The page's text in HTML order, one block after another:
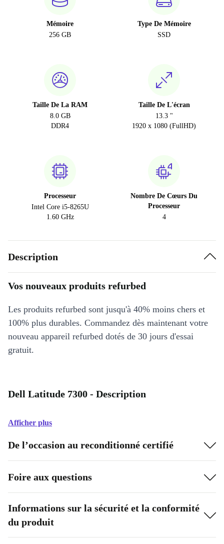
Mémoire
256 GB
Type De Mémoire
SSD
Taille De La RAM
8.0 GB
DDR4
Taille De L'écran
13.3 "
1920 x 1080 (FullHD)
Processeur
Intel Core i5-8265U
1.60 GHz
Nombre De Cœurs Du
Processeur
4
Description
Vos nouveaux produits refurbed
Les produits refurbed sont jusqu'à 40% moins chers et
100% plus durables. Commandez dès maintenant votre
nouveau appareil refurbed dotés de 30 jours d'essai
gratuit.
Dell Latitude 7300 - Description
Afficher plus
De l’occasion au reconditionné certifié
Foire aux questions
Informations sur la sécurité et la conformité
du produit